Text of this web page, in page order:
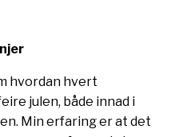
hvordan hvert
julen, både innad i
Min erfaring er at det